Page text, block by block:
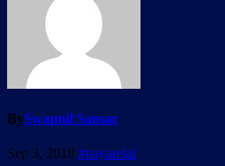
BySwapnil Sansar
Sep 3, 2018 #payarelal